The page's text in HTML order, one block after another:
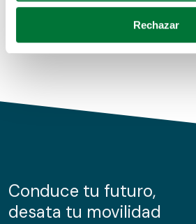
para buscar características
Obtenga más información sobre
de cookies.
información sobre el uso que haga
nuestros partners de redes sociales,
Rechazar
Conduce tu futuro,
desata tu movilidad